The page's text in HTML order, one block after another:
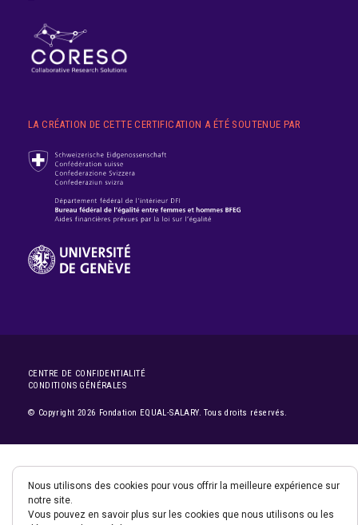
LA CRÉATION DE CETTE CERTIFICATION A ÉTÉ SOUTENUE PAR
CENTRE DE CONFIDENTIALITÉ
CONDITIONS GÉNÉRALES
© Copyright 2026 Fondation EQUAL-SALARY. Tous droits réservés.
Nous utilisons des cookies pour vous offrir la meilleure expérience sur
notre site.
Vous pouvez en savoir plus sur les cookies que nous utilisons ou les